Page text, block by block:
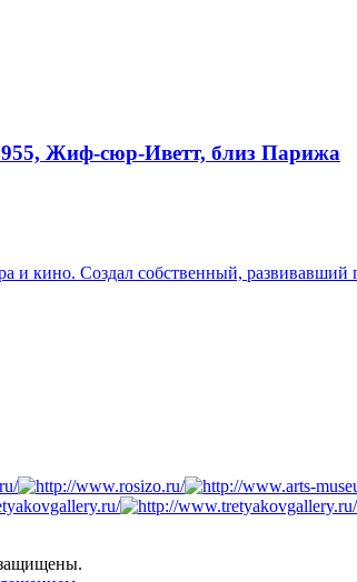
Жиф-сюр-Иветт, близ Парижа
и кино. Создал собственный,